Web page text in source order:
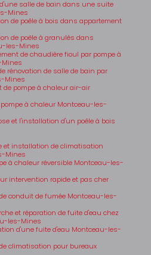
salle de bain dans une suite
Mines
de poêle à bois dans appartement
de poêle à granulés dans
les-Mines
de chaudière fioul par pompe à
rénovation de salle de bain par
Mines
de pompe à chaleur air-air
à chaleur Montceau-les-
et l'installation d'un poêle à bois
et installation de climatisation
Mines
à chaleur réversible Montceau-les-
intervention rapide et pas cher
conduit de fumée Montceau-les-
et réparation de fuite d'eau chez
les-Mines
d'une fuite d'eau Montceau-les-
climatisation pour bureaux